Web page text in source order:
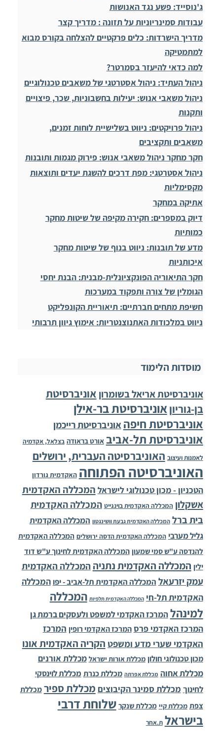
ג'נוסייד: פשע נגד האנושות
עבודות סמינריוניות על תזונה : מדריך קצר
מדריך הישרדות: כלים פרקטיים להצלחה בקורס מבוא
למתמטיקה
למה כדאי להיעזר בסמרטר?
ניהול העתיד: ניהול אסטרטגי של משאבים טכנולוגיים
ניהול משאבי אנוש: יעילות בחשבוניות, שכר, פיצויים
ותקנות
ניהול פרויקטים: ניווט בשלישיית לוחות זמנים,
משאבים ותקציבים
חקר מחקר ניהול משאבי אנוש: פירוק מגמות ותובנות
ניהול אסטרטגי: מפת דרכים להשגת יעדים ותוצאות
מקסימליות
אתיקה במחקר
דיוק במספרים: חקירה מקיפה של שיטות מחקר
כמותיות
מדע של תובנות: ניווט בנוף של שיטות מחקר
איכותניות
חקר התיאוריה הפונקציונלית-מבנית: הבנת יחסי
הגומלין של צורה ותפקוד במערכות
חשיפת מתחים חברתיים: תיאוריית הקונפליקט
ניווט במלכודות האתנוצנטריות: אימוץ גיוון תרבותי
מוסדות הלימוד
אוניברסיטת אריאל בשומרון אוניברסיטת
בן-גוריוןאוניברסיטת בר-אילן
אוניברסיטת חיפה אוניברסיטת רייכמן
אוניברסיטת תל-אביב אורט בראודה בצלאל, אקדמיה
לאמנות ועיצוב האוניברסיטה העברית, ירושלים
האוניברסיטה הפתוחה האקדמית גורדון
הטכניון - מכון טכנולוגי לישראל המכללה האקדמית
אשקלון המכללה האקדמית בוינגייט המכללה האקדמית
בית ברל המכללה האקדמית גבעת וושינגטון המכללה האקדמית
גליל מערבי המכללה האקדמית הדסה ירושלים המכללה האקדמית
להנדסה ע"ש סמי שמעון המכללה האקדמית לחינוך ע"ש דוד
ילין המכללה האקדמית נתניה המכללה האקדמית
עמק יזרעאל המכללה האקדמית תל-אביב - יפו המכללה
האקדמית תל-חי המכללה האקדמית תלפיות המכללה
למינהלהמרכז האקדמי למשפט ולעסקים ברמת גן
המרכז האקדמי פרס המרכז האקדמי רופין המרכז
האקדמי שערי מדע ומשפט הקריה האקדמית אונו
מכון טכנולוגי חולון מכללת אורות ישראל מכללת אורנים
מכללת אחוה מכללת אפרתה מכללת כנרת מכללת לוינסקי
לחינוך מכללת סמינר הקיבוצים מכללת ספיר מכללת
צפת מכללת קיי מכללת שנקר שלוחת דרבי
בישראל ת.אחר